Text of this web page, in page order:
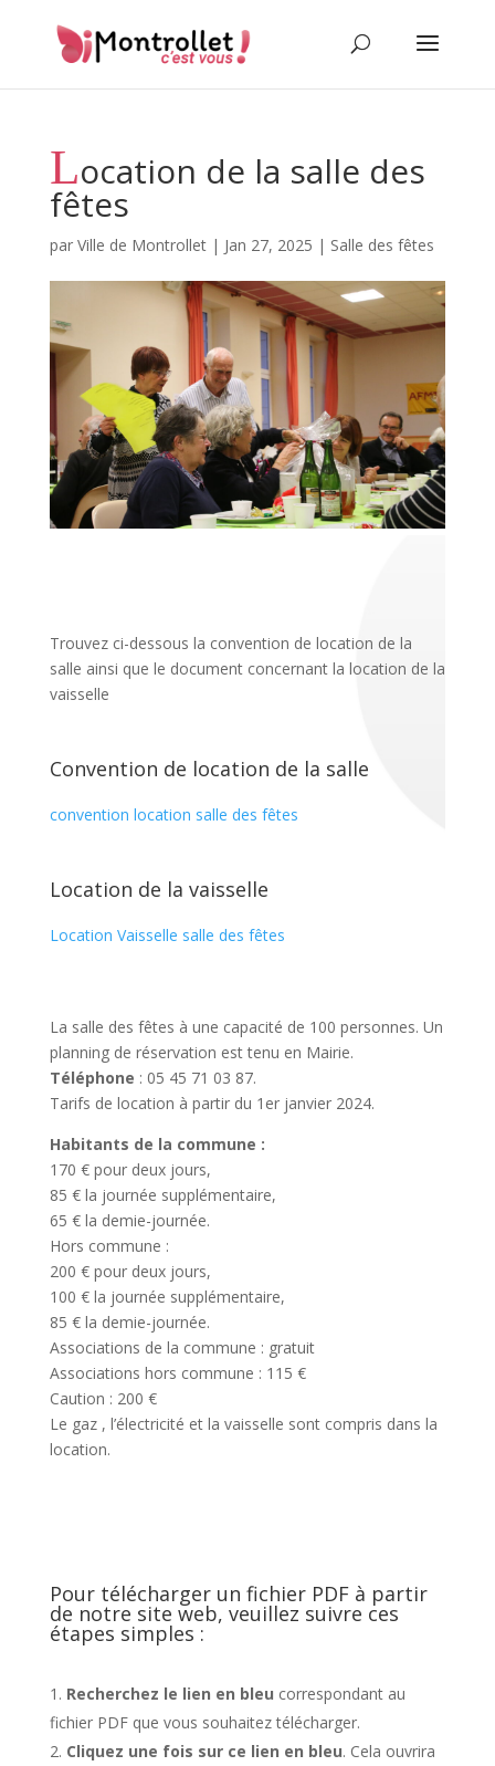
Location de la salle des
fêtes
par Ville de Montrollet| Jan 27, 2025 | Salle des fêtes
Trouvez ci-dessous la convention de location de la
salle ainsi que le document concernant la location de la
vaisselle
Convention de location de la salle
convention location salle des fêtes
Location de la vaisselle
Location Vaisselle salle des fêtes
La salle des fêtes à une capacité de 100 personnes. Un
planning de réservation est tenu en Mairie.
Téléphone : 05 45 71 03 87.
Tarifs de location à partir du 1er janvier 2024.
Habitants de la commune :
170 € pour deux jours,
85 € la journée supplémentaire,
65 € la demie-journée.
Hors commune :
200 € pour deux jours,
100 € la journée supplémentaire,
85 € la demie-journée.
Associations de la commune : gratuit
Associations hors commune : 115 €
Caution : 200 €
Le gaz , l’électricité et la vaisselle sont compris dans la
location.
Pour télécharger un fichier PDF à partir
de notre site web, veuillez suivre ces
étapes simples :
Recherchez le lien en bleu correspondant au
fichier PDF que vous souhaitez télécharger.
Cliquez une fois sur ce lien en bleu. Cela ouvrira